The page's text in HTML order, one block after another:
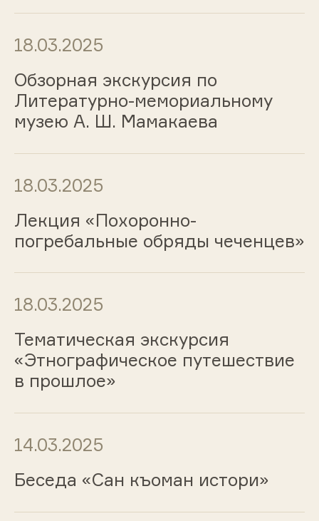
18.03.2025
Обзорная экскурсия по
Литературно-мемориальному
музею А. Ш. Мамакаева
18.03.2025
Лекция «Похоронно-
погребальные обряды чеченцев»
18.03.2025
Тематическая экскурсия
«Этнографическое путешествие
в прошлое»
14.03.2025
Беседа «Сан къоман истори»